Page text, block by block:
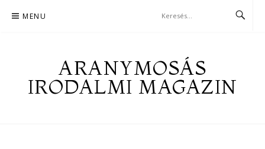
MENU
ARANYMOSÁS
IRODALMI MAGAZIN